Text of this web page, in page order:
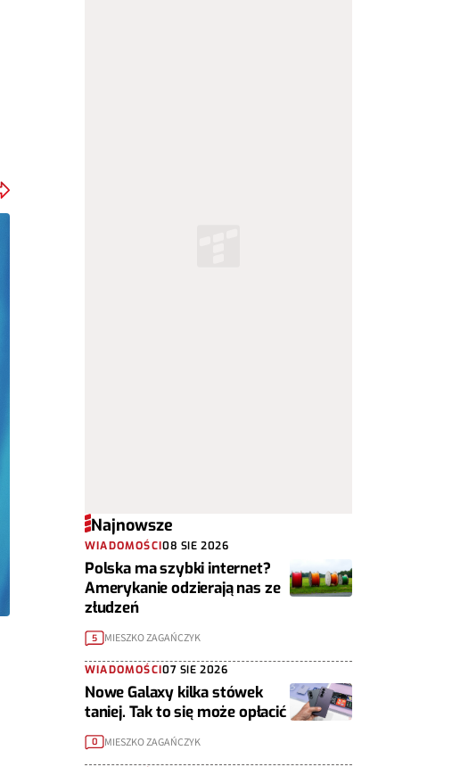
Najnowsze
WIADOMOŚCI08 SIE 2026
Polska ma szybki internet?
Amerykanie odzierają nas ze
złudzeń
5 MIESZKO ZAGAŃCZYK
WIADOMOŚCI07 SIE 2026
Nowe Galaxy kilka stówek
taniej. Tak to się może opłacić
0 MIESZKO ZAGAŃCZYK